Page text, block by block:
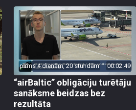
pirms 4 dienām, 20 stundām 00:02:49
“airBaltic” obligāciju turētāju
sanāksme beidzas bez
rezultāta